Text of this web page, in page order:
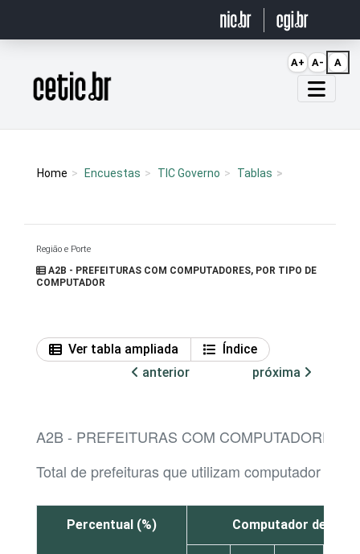
Página inicial
Home Encuestas TIC Governo Tablas
Região e Porte
A2B - PREFEITURAS COM COMPUTADORES, POR TIPO DE
COMPUTADOR
Ver tabla ampliada
Índice
anterior
próxima
A2B - PREFEITURAS COM COMPUTADORES,
Total de prefeituras que utilizam computador
Percentual (%) Computador de
A+ A- A